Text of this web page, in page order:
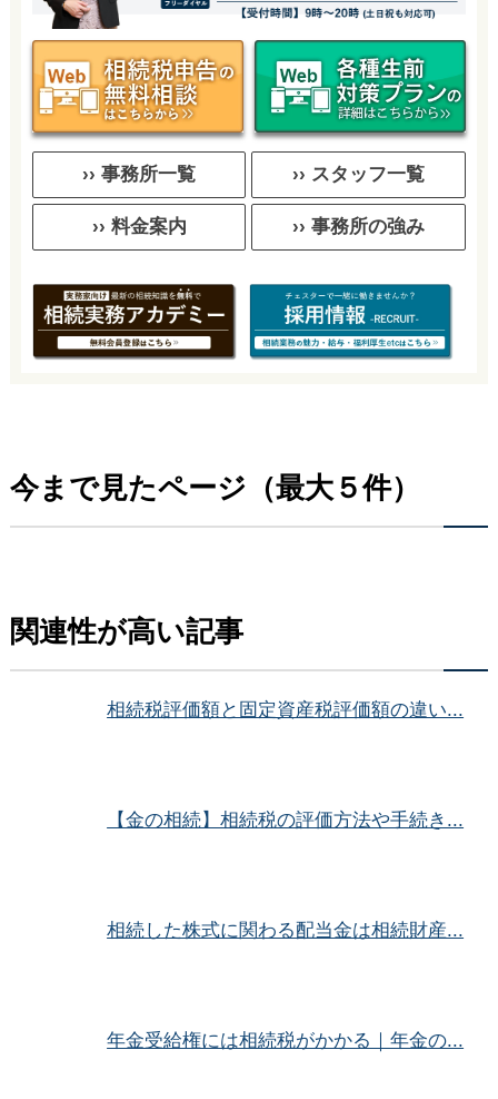
›› 事務所一覧 ›› スタッフ一覧
›› 料金案内 ›› 事務所の強み
今まで見たページ（最大５件）
関連性が高い記事
相続税評価額と固定資産税評価額の違い...
【金の相続】相続税の評価方法や手続き...
相続した株式に関わる配当金は相続財産...
年金受給権には相続税がかかる｜年金の...